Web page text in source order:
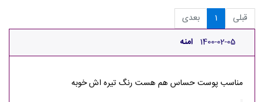
قبلی 1
بعدی
امنه 1400-02-05
مناسب پوست حساس هم هست رنگ تیره اش خوبه